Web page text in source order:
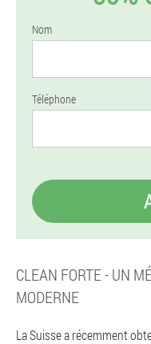
Nom
Téléphone
CLEAN FORTE - UN
MODERNE
La Suisse a récemment